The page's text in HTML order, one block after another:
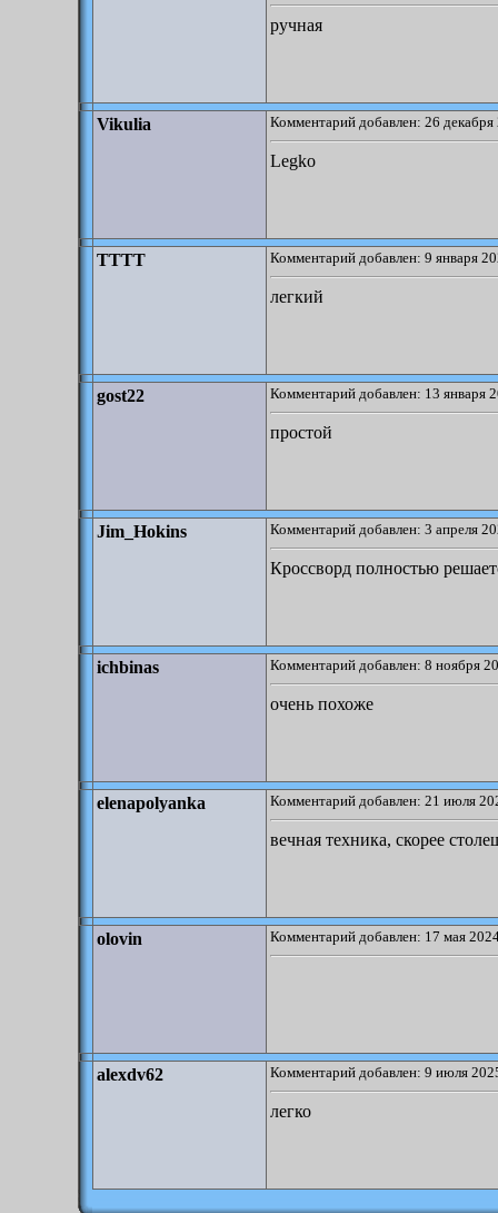
ручная
Vikulia Комментарий добавлен: 26
Legko
TTTT Комментарий добавлен: 9 января
легкий
gost22 Комментарий добавлен: 13 января
простой
Jim_Hokins Комментарий добавлен: 3 апреля
Кроссворд полностью
ichbinas Комментарий добавлен: 8 ноября
очень похоже
elenapolyanka Комментарий добавлен: 21 июля
вечная техника, скорее
olovin Комментарий добавлен: 17 мая
alexdv62 Комментарий добавлен: 9 июля
легко